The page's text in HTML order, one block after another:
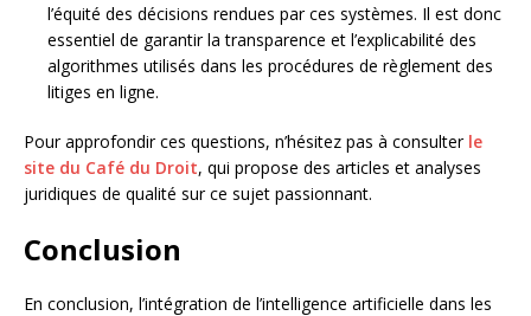
l’équité des décisions rendues par ces systèmes. Il est donc
essentiel de garantir la transparence et l’explicabilité des
algorithmes utilisés dans les procédures de règlement des
litiges en ligne.
Pour approfondir ces questions, n’hésitez pas à consulter le
site du Café du Droit, qui propose des articles et analyses
juridiques de qualité sur ce sujet passionnant.
Conclusion
En conclusion, l’intégration de l’intelligence artificielle dans les